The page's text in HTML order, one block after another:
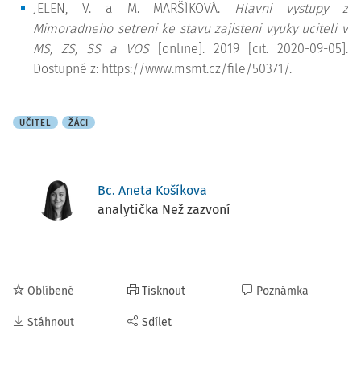
JELEN, V. a M. MARŠÍKOVÁ. Hlavni vystupy z
Mimoradneho setreni ke stavu zajisteni vyuky uciteli v
MS, ZS, SS a VOS
[online]. 2019 [cit. 2020-09-05].
Dostupné z: https://www.msmt.cz/file/50371/.
UČITEL ŽÁCI
Bc. Aneta Košíkova
analytička Než zazvoní
Oblíbené
Stáhnout
Tisknout
Sdílet
Poznámka